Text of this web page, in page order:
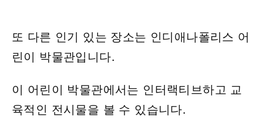
또 다른 인기 있는 장소는 인디애나폴리스 어
린이 박물관입니다.
이 어린이 박물관에서는 인터랙티브하고 교
육적인 전시물을 볼 수 있습니다.